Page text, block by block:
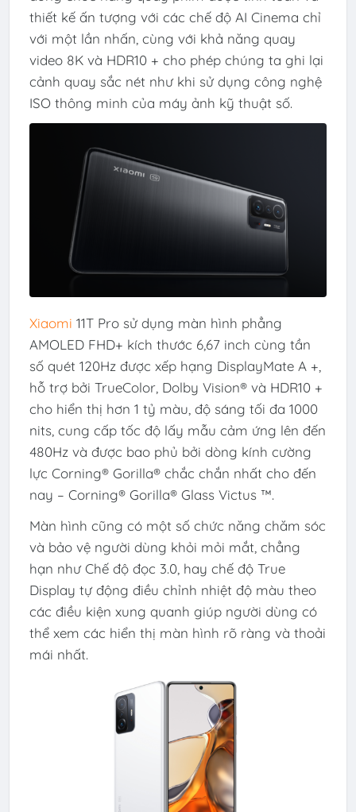
thiết kế ấn tượng với các chế độ AI Cinema chỉ
với một lần nhấn, cùng với khả năng quay
video 8K và HDR10 + cho phép chúng ta ghi lại
cảnh quay sắc nét như khi sử dụng công nghệ
ISO thông minh của máy ảnh kỹ thuật số.
Xiaomi 11T Pro sử dụng màn hình phẳng
AMOLED FHD+ kích thước 6,67 inch cùng tần
số quét 120Hz được xếp hạng DisplayMate A +,
hỗ trợ bởi TrueColor, Dolby Vision® và HDR10 +
cho hiển thị hơn 1 tỷ màu, độ sáng tối đa 1000
nits, cung cấp tốc độ lấy mẫu cảm ứng lên đến
480Hz và được bao phủ bởi dòng kính cường
lực Corning® Gorilla® chắc chắn nhất cho đến
nay – Corning® Gorilla® Glass Victus ™.
Màn hình cũng có một số chức năng chăm sóc
và bảo vệ người dùng khỏi mỏi mắt, chẳng
hạn như Chế độ đọc 3.0, hay chế độ True
Display tự động điều chỉnh nhiệt độ màu theo
các điều kiện xung quanh giúp người dùng có
thể xem các hiển thị màn hình rõ ràng và thoải
mái nhất.